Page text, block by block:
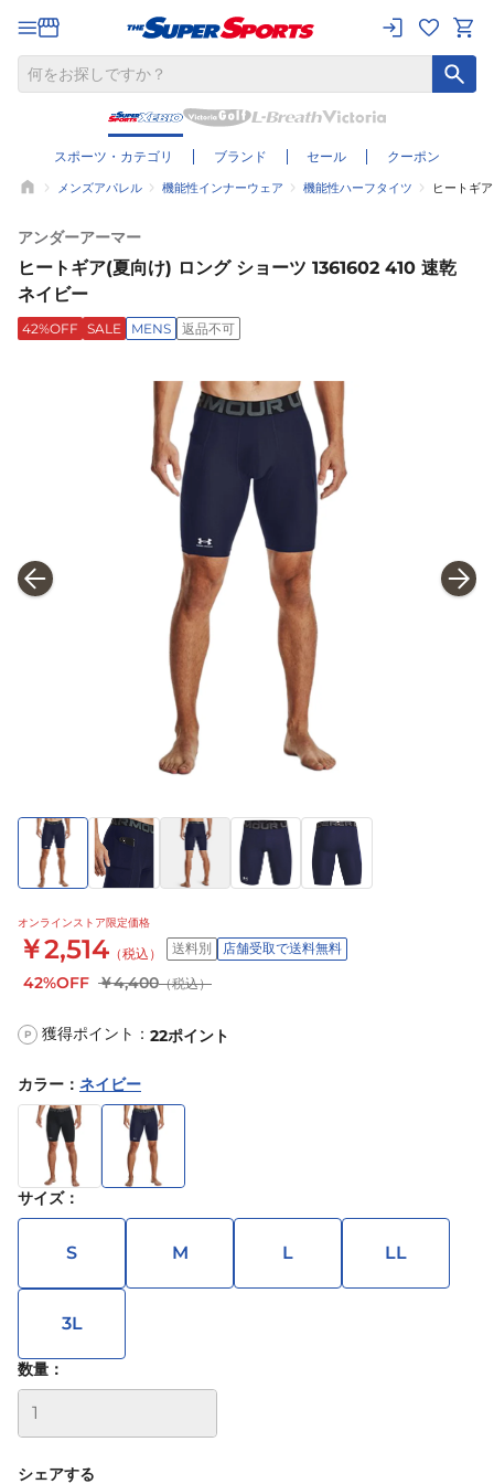
スポーツ・カテゴリ ブランド セール クーポン
メンズアパレル 機能性インナーウェア 機能性ハーフタイツ ヒートギ
アンダーアーマー
ヒートギア(夏向け) ロング ショーツ 1361602 410 速乾
ネイビー
42%OFF SALE MENS 返品不可
オンラインストア限定価格
￥2,514 （税込） 送料別 店舗受取で送料無料
42%OFF ￥4,400（税込）
P 獲得ポイント： 22ポイント
カラー ： ネイビー
サイズ：
S M L LL
3L
数量：
シェアする